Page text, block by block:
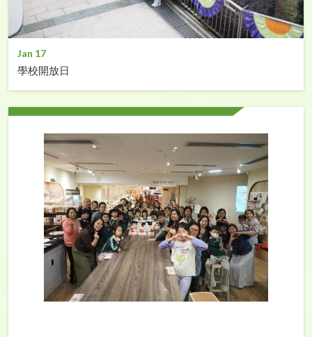
Jan 17
學校開放日